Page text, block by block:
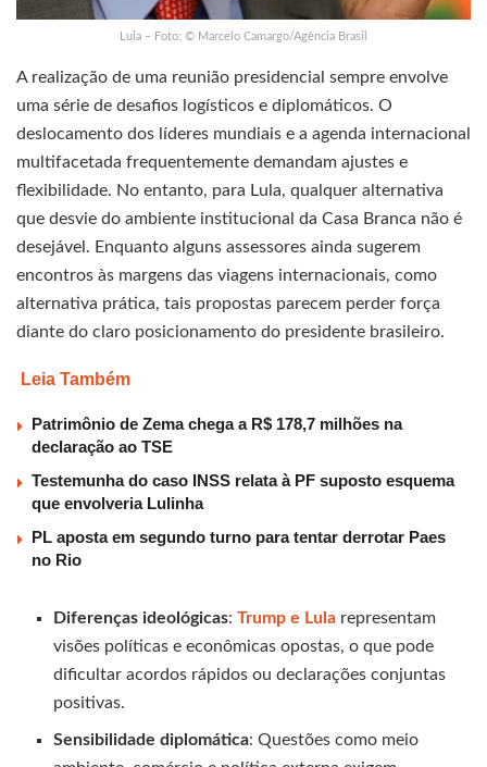
Lula – Foto: © Marcelo Camargo/Agência Brasil
A realização de uma reunião presidencial sempre envolve
uma série de desafios logísticos e diplomáticos. O
deslocamento dos líderes mundiais e a agenda internacional
multifacetada frequentemente demandam ajustes e
flexibilidade. No entanto, para Lula, qualquer alternativa
que desvie do ambiente institucional da Casa Branca não é
desejável. Enquanto alguns assessores ainda sugerem
encontros às margens das viagens internacionais, como
alternativa prática, tais propostas parecem perder força
diante do claro posicionamento do presidente brasileiro.
Leia Também
Patrimônio de Zema chega a R$ 178,7 milhões na
declaração ao TSE
Testemunha do caso INSS relata à PF suposto esquema
que envolveria Lulinha
PL aposta em segundo turno para tentar derrotar Paes
no Rio
Diferenças ideológicas:Trump e Lula representam
visões políticas e econômicas opostas, o que pode
dificultar acordos rápidos ou declarações conjuntas
positivas.
Sensibilidade diplomática: Questões como meio